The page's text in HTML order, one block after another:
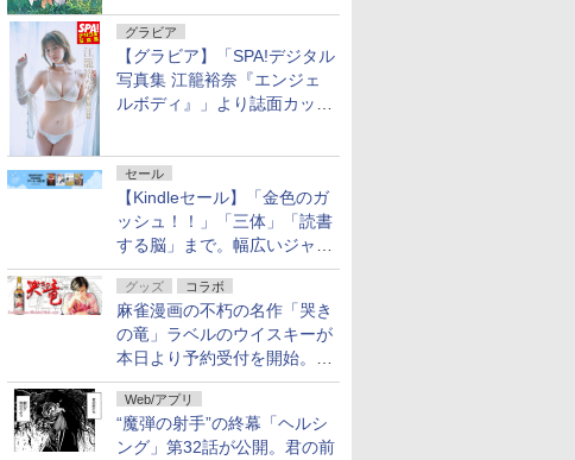
グラビア
【グラビア】「SPA!デジタル
写真集 江籠裕奈『エンジェ
ルボディ』」より誌面カット
セール
【Kindleセール】「金色のガ
ッシュ！！」「三体」「読書
する脳」まで。幅広いジャン
ルの電子書籍が最大65％オ
フ！「Kindle本サマーセー
ル」第2弾が開催中！
グッズ コラボ
麻雀漫画の不朽の名作「哭き
の竜」ラベルのウイスキーが
本日より予約受付を開始。8
月16日まで
Web/アプリ
“魔弾の射手”の終幕「ヘルシ
ング」第32話が公開。君の前